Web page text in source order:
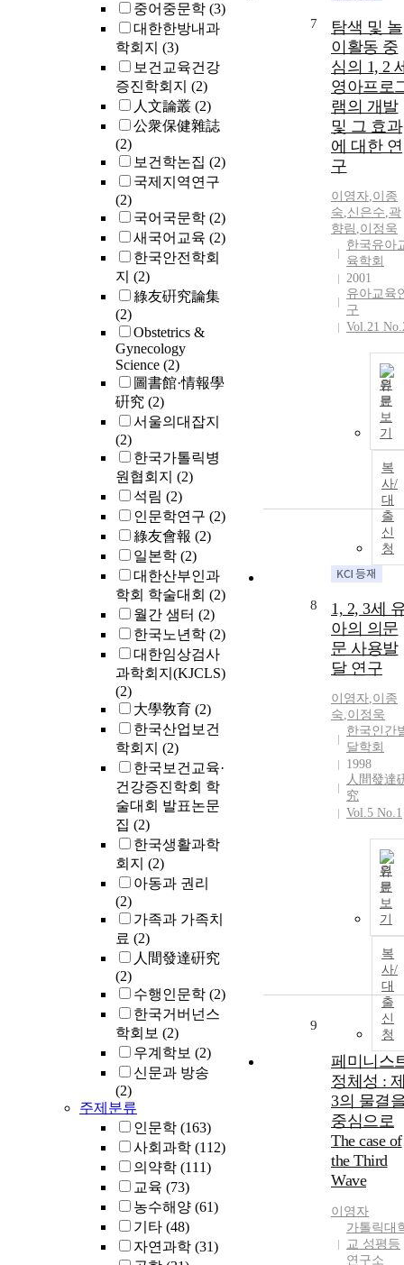
중어중문학 (3)
대한한방내과
학회지 (3)
보건교육건강
증진학회지 (2)
人文論叢 (2)
公衆保健雜誌
(2)
보건학논집 (2)
국제지역연구
(2)
국어국문학 (2)
새국어교육 (2)
한국안전학회
지 (2)
綠友硏究論集
(2)
Obstetrics &
Gynecology
Science (2)
圖書館·情報學
硏究 (2)
서울의대잡지
(2)
한국가톨릭병
원협회지 (2)
석림 (2)
인문학연구 (2)
綠友會報 (2)
일본학 (2)
대한산부인과
학회 학술대회 (2)
월간 샘터 (2)
한국노년학 (2)
대한임상검사
과학회지(KJCLS)
(2)
大學敎育 (2)
한국산업보건
학회지 (2)
한국보건교육·
건강증진학회 학
술대회 발표논문
집 (2)
한국생활과학
회지 (2)
아동과 권리
(2)
가족과 가족치
료 (2)
人間發達硏究
(2)
수행인문학 (2)
한국거버넌스
학회보 (2)
우계학보 (2)
신문과 방송
(2)
주제분류
인문학 (163)
사회과학 (112)
의약학 (111)
교육 (73)
농수해양 (61)
기타 (48)
자연과학 (31)
7
탐색 및 놀
이활동 중
심의 1, 2
영아프로
램의 개발
및 그 효과
에 대한 연
구
이영자,이종
숙,신은수,곽
향림 ,이정욱
한국유아
육학회
2001
유아교육
구
Vol.21
원
문
보
기
복
사/
대
출
신
청
8
1, 2, 3세
아의 의문
문 사용발
달 연구
이영자,이종
숙,이정욱
한국인간
달학회
1998
人間發達
究
Vol.5 No.1
원
문
보
기
복
사/
대
출
신
청
9
페미니스
정체성 :
3의 물결
중심으로
The case of
the Third
Wave
이영자
가톨릭대
교 성평등
연구소